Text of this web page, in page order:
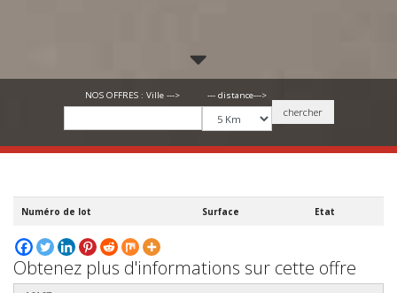
NOS OFFRES : Ville ---> --- distance--->
chercher
Numéro de lot Surface Etat
Obtenez plus d'informations sur cette offre